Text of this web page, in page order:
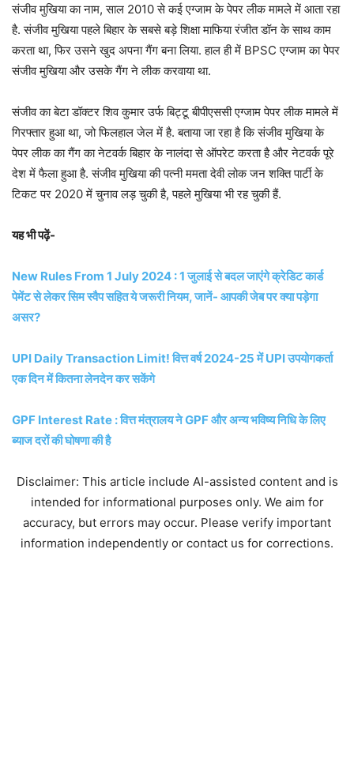
संजीव मुखिया का नाम, साल 2010 से कई एग्जाम के पेपर लीक मामले में आता रहा
है. संजीव मुखिया पहले बिहार के सबसे बड़े शिक्षा माफिया रंजीत डॉन के साथ काम
करता था, फिर उसने खुद अपना गैंग बना लिया. हाल ही में BPSC एग्जाम का पेपर
संजीव मुखिया और उसके गैंग ने लीक करवाया था.
संजीव का बेटा डॉक्टर शिव कुमार उर्फ बिट्टू बीपीएससी एग्जाम पेपर लीक मामले में
गिरफ्तार हुआ था, जो फिलहाल जेल में है. बताया जा रहा है कि संजीव मुखिया के
पेपर लीक का गैंग का नेटवर्क बिहार के नालंदा से ऑपरेट करता है और नेटवर्क पूरे
देश में फैला हुआ है. संजीव मुखिया की पत्नी ममता देवी लोक जन शक्ति पार्टी के
टिकट पर 2020 में चुनाव लड़ चुकी है, पहले मुखिया भी रह चुकी हैं.
यह भी पढ़ें-
New Rules From 1 July 2024 : 1 जुलाई से बदल जाएंगे क्रेडिट कार्ड
पेमेंट से लेकर सिम स्वैप सहित ये जरूरी नियम, जानें- आपकी जेब पर क्या पड़ेगा
असर?
UPI Daily Transaction Limit! वित्त वर्ष 2024-25 में UPI उपयोगकर्ता
एक दिन में कितना लेनदेन कर सकेंगे
GPF Interest Rate : वित्त मंत्रालय ने GPF और अन्य भविष्य निधि के लिए
ब्याज दरों की घोषणा की है
Disclaimer: This article include AI-assisted content and is
intended for informational purposes only. We aim for
accuracy, but errors may occur. Please verify important
information independently or contact us for corrections.